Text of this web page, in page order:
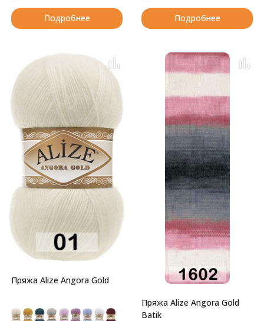
Подробнее Подробнее
Пряжа Alize Angora Gold
Пряжа Alize Angora Gold
Batik